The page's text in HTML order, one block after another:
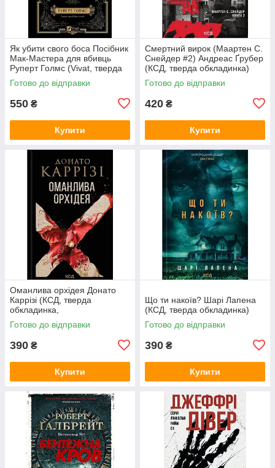
Як убити свого боса Посібник
Мак-Мастера для вбивць
Руперт Голмс (Vivat, тверда
обкладинка, чорний зріз)
Готово до відправки
550 ₴
Купити
Смертний вирок (Маартен С.
Снейдер #2) Андреас Ґрубер
(КСД, тверда обкладинка)
Готово до відправки
420 ₴
Купити
Оманлива орхідея Донато
Каррізі (КСД, тверда
обкладинка,
суперобкладинка)
Готово до відправки
390 ₴
Купити
Що ти накоїв? Шарі Лапена
(КСД, тверда обкладинка)
Готово до відправки
390 ₴
Купити